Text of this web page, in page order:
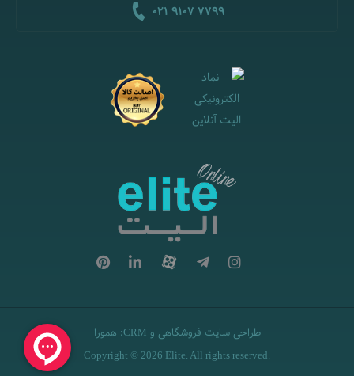
021 9107 7799
طراحی سایت فروشگاهی و CRM
: همورا
Copyright © 2026 Elite. All rights reserved.